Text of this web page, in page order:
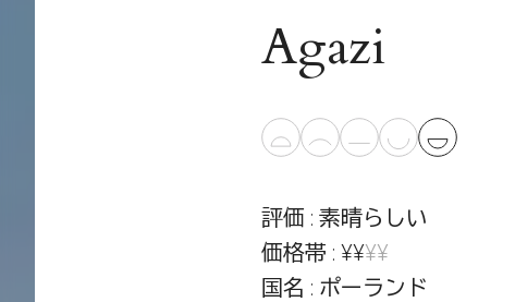
Agazi
評価 : 素晴らしい
価格帯 : ¥¥¥¥
国名 : ポーランド